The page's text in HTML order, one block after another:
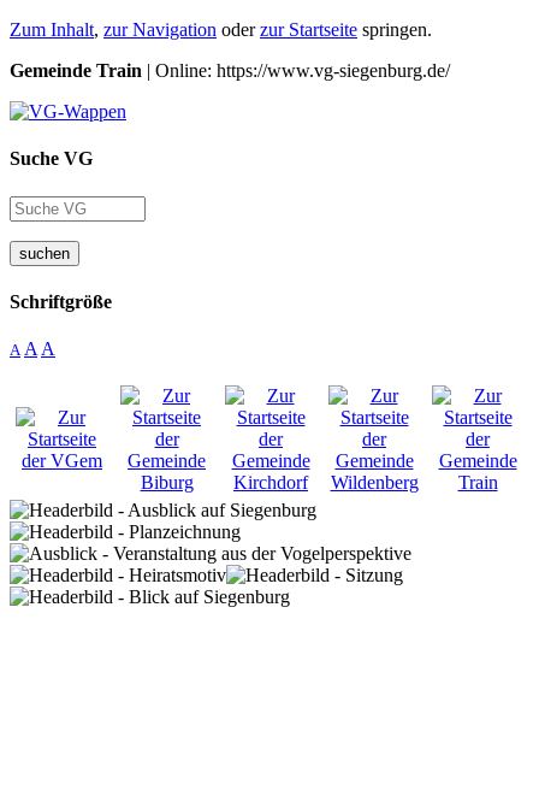
Zum Inhalt, zur Navigation oderzur Startseite springen.
Gemeinde Train | Online: https://www.vg-siegenburg.de/
Suche VG
suchen
Schriftgröße
A A A